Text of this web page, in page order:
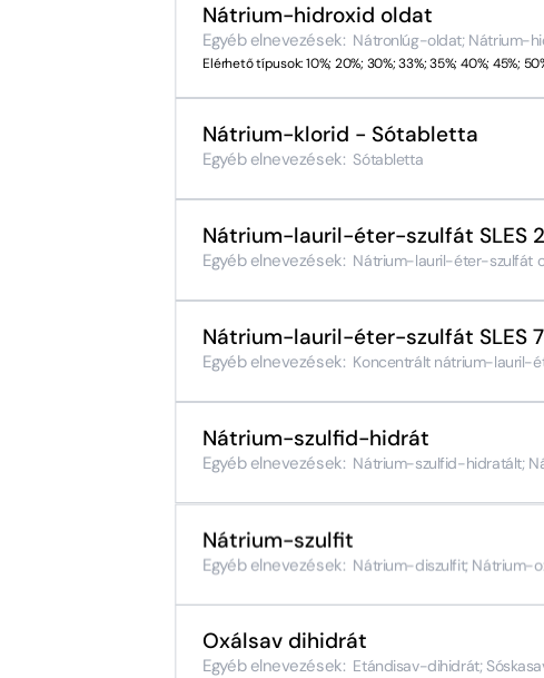
Nátrium-hidroxid oldat
Egyéb elnevezések: Nátronlúg-oldat; Nátrium-
Elérhető típusok: 10%; 20%; 30%; 33%; 35%; 40%; 45%;
Nátrium-klorid - Sótabletta
Egyéb elnevezések: Sótabletta
Nátrium-lauril-éter-szulfát SLES
Egyéb elnevezések: Nátrium-lauril-éter-szulfát
Nátrium-lauril-éter-szulfát SLES
Egyéb elnevezések: Koncentrált nátrium-lauril-
Nátrium-szulfid-hidrát
Egyéb elnevezések: Nátrium-szulfid-hidratált;
Nátrium-szulfit
Egyéb elnevezések: Nátrium-diszulfit; Nátrium-
Oxálsav dihidrát
Egyéb elnevezések: Etándisav-dihidrát;